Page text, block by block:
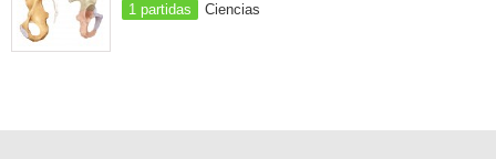
1 partidas Ciencias